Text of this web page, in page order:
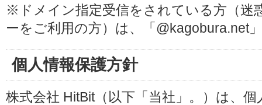
※ドメイン指定受信をされている方（迷
ーをご利用の方）は、「@kagobura.net
個人情報保護方針
株式会社 HitBit（以下「当社」。）は、